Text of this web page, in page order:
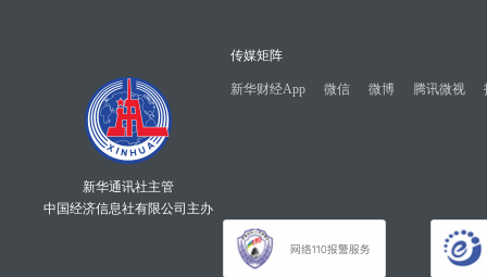
新华通讯社主管
中国经济信息社有限公司主办
传媒矩阵
新华财经App 微信 微博 腾讯微视